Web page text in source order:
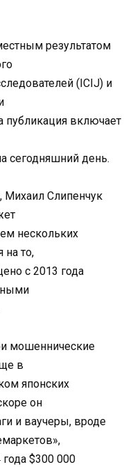
результатом
(ICIJ) и
публикация включает
сегодняшний день.
Михаил Слипенчук
нескольких
на то,
с 2013 года
мошеннические
в
японских
он
и ваучеры, вроде
$300 000